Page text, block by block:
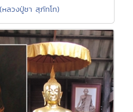
หลวงปู่ชา สุภัทโท)